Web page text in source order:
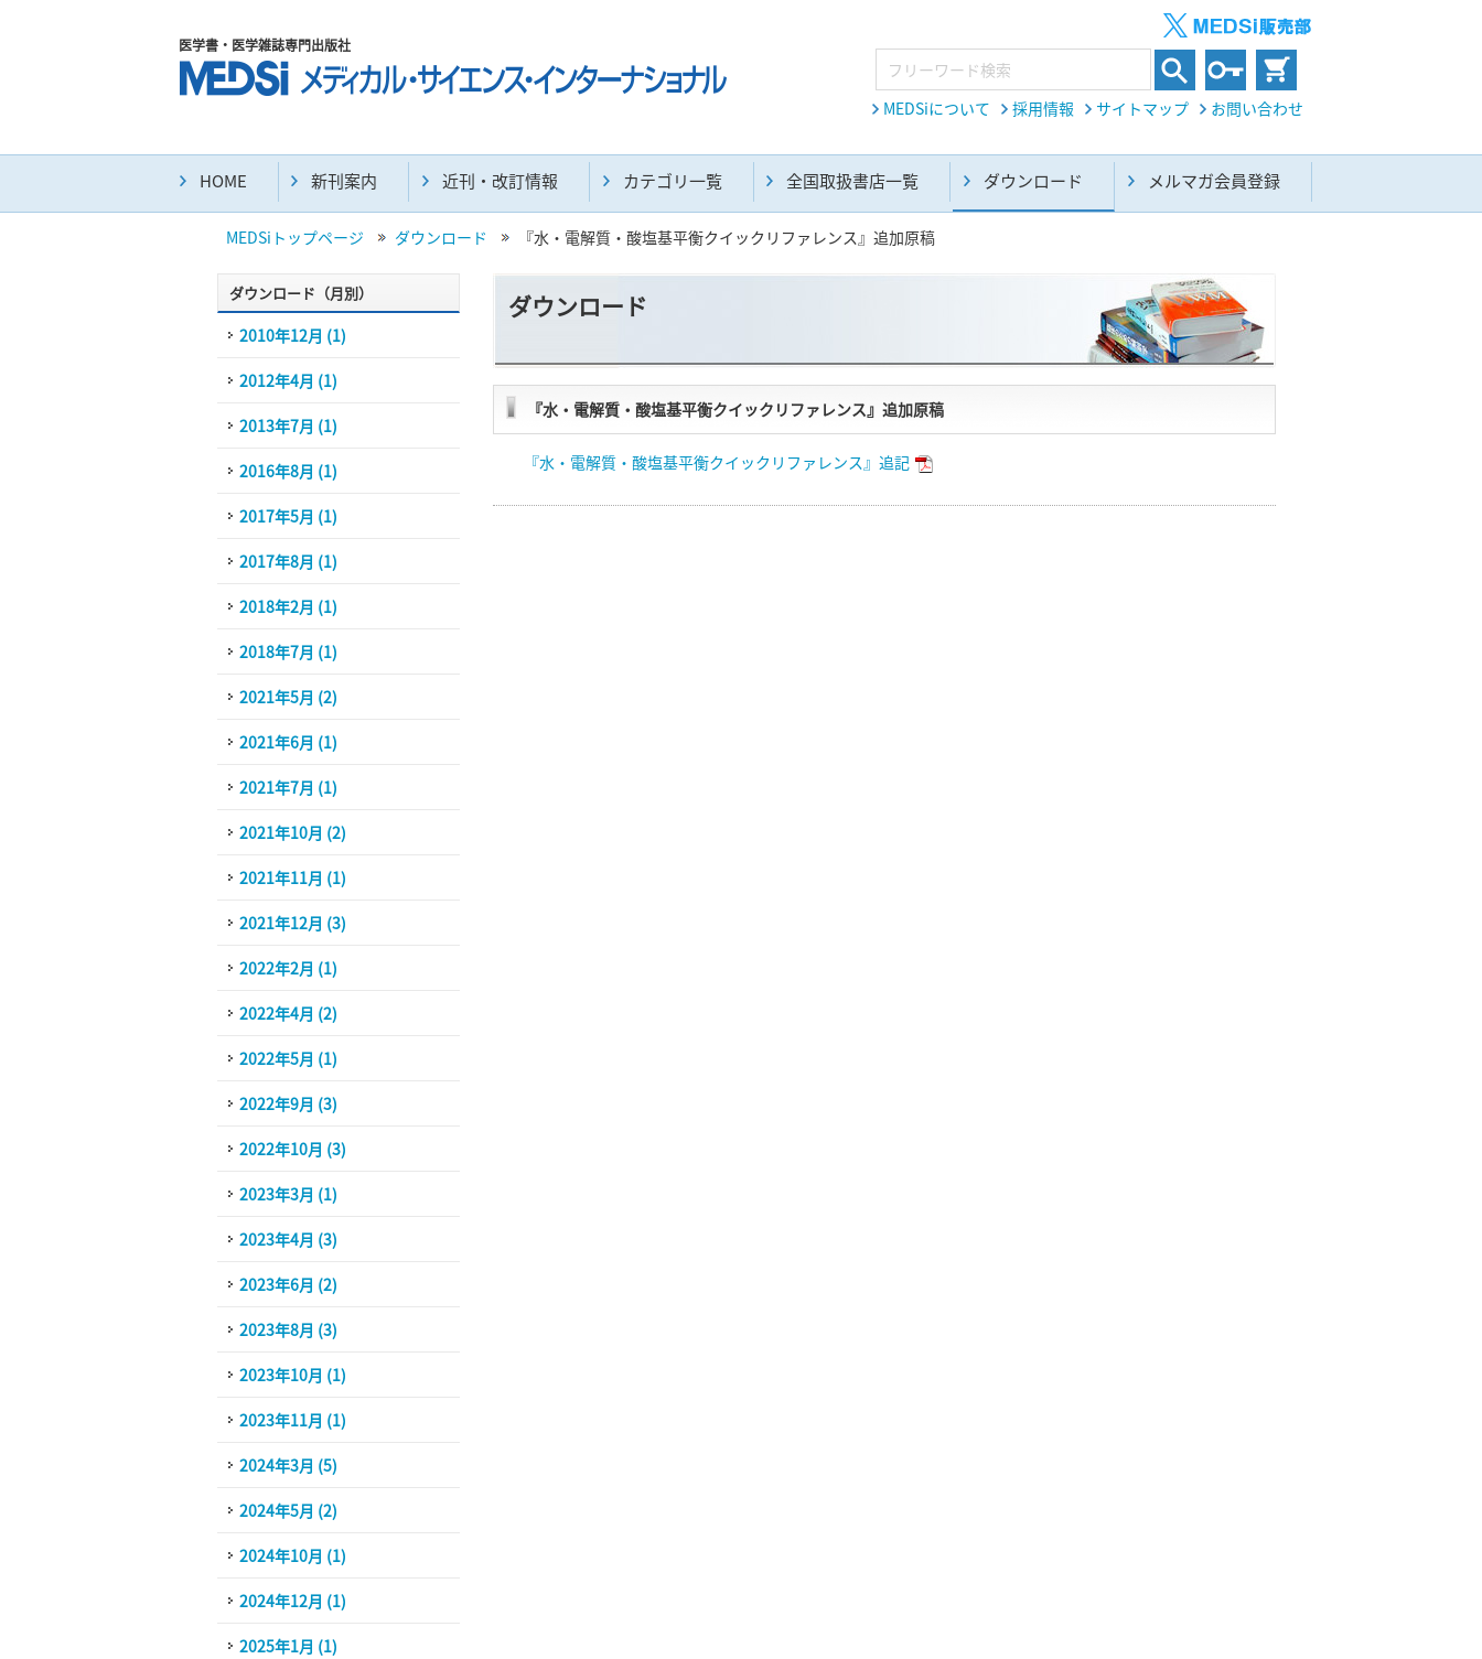
医学書・医学雑誌専門出版社
MEDSiについて 採用情報 サイトマップ お問い合わせ
HOME 新刊案内 近刊・改訂情報 カテゴリ一覧 全国取扱書店一覧 ダウンロード メルマガ会員登録
ダウンロード
MEDSiトップページ ダウンロード 『水・電解質・酸塩基平衡クイックリファレンス』追加原稿
『水・電解質・酸塩基平衡クイックリファレンス』追加原稿
『水・電解質・酸塩基平衡クイックリファレンス』追記
ダウンロード（月別）
2010年12月 (1)
2012年4月 (1)
2013年7月 (1)
2016年8月 (1)
2017年5月 (1)
2017年8月 (1)
2018年2月 (1)
2018年7月 (1)
2021年5月 (2)
2021年6月 (1)
2021年7月 (1)
2021年10月 (2)
2021年11月 (1)
2021年12月 (3)
2022年2月 (1)
2022年4月 (2)
2022年5月 (1)
2022年9月 (3)
2022年10月 (3)
2023年3月 (1)
2023年4月 (3)
2023年6月 (2)
2023年8月 (3)
2023年10月 (1)
2023年11月 (1)
2024年3月 (5)
2024年5月 (2)
2024年10月 (1)
2024年12月 (1)
2025年1月 (1)